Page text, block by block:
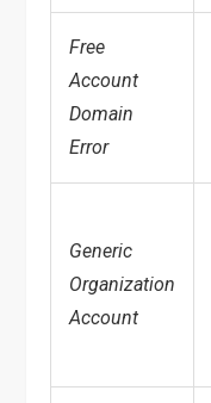
Free
Account
Domain
Error
Generic
Organization
Account